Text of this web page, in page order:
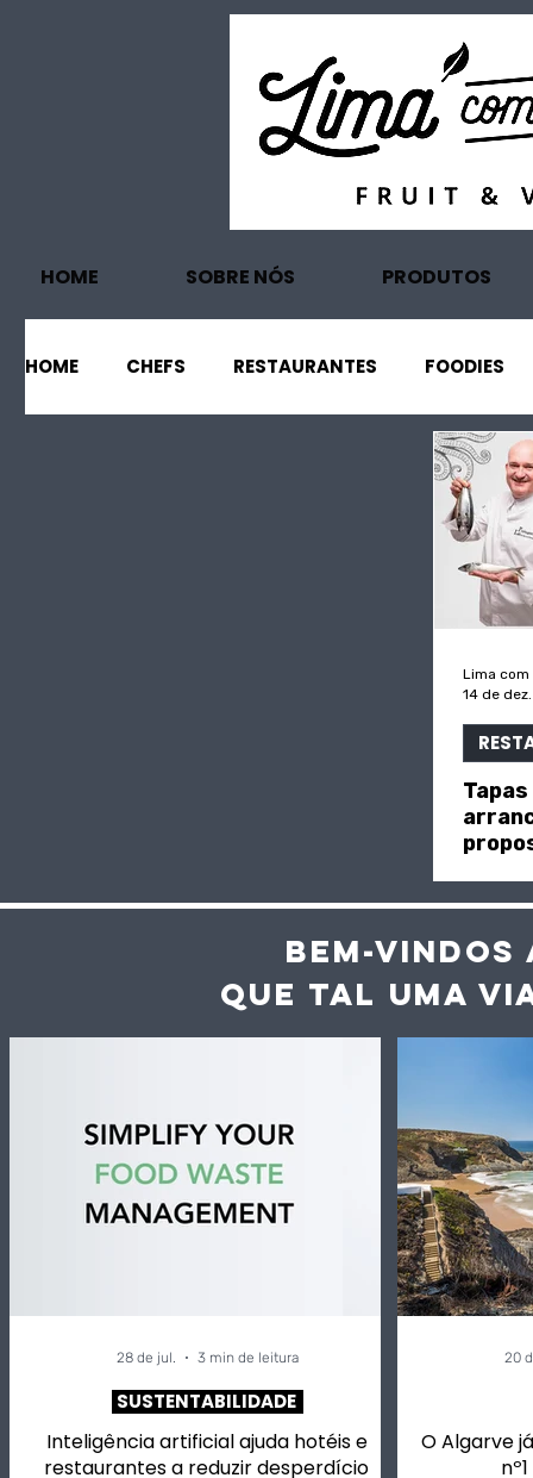
HOME SOBRE NÓS PRODUTOS
HOME CHEFS RESTAURANTES FOODIES
TURISMO
Lima com
14 de
BEM-VINDOS
QUE TAL UMA
Inteligência artificial ajuda hotéis e
restaurantes a reduzir desperdício
SUSTENTABILIDADE
28 de jul. 3 min de leitura
O Algarve
20